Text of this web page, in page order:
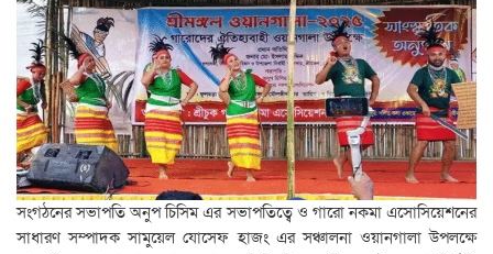
সংগঠনের সভাপতি অনুপ চিসিম এর সভাপতিত্বে ও গারো নকমা এসোসিয়েশনের
সাধারণ সম্পাদক সামুয়েল যোসেফ হাজং এর সঞ্চালনা ওয়ানগালা উপলক্ষে